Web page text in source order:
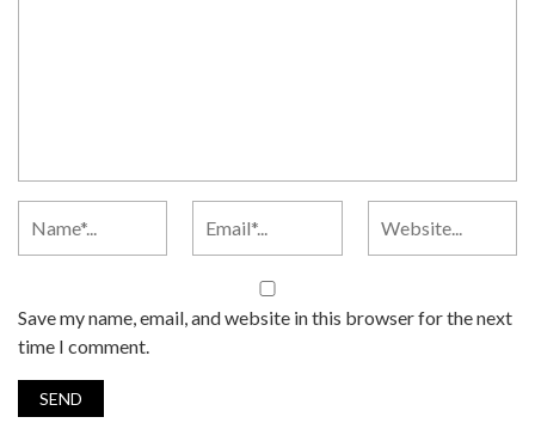
Save my name, email, and website in this browser for the next
time I comment.